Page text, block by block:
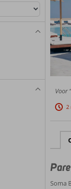
Voor
2
Soma